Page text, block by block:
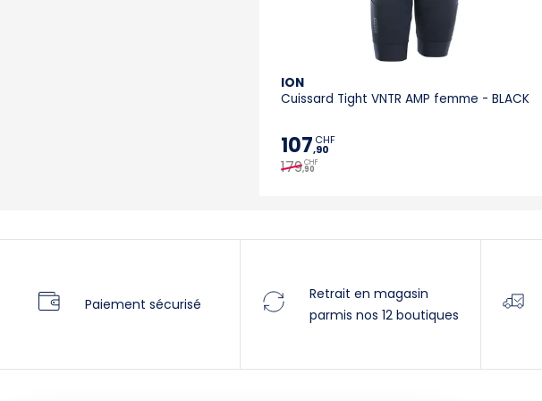
ION
Cuissard Tight VNTR AMP femme - BLACK
107,90
CHF
179,90
CHF
Paiement sécurisé
Retrait en magasin
parmis nos 12 boutiques